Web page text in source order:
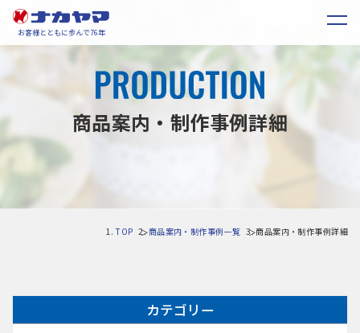
お客様とともに歩んで76年
商品案内・制作事例詳細
TOP 商品案内・制作事例一覧 商品案内・制作事例詳細
カテゴリー